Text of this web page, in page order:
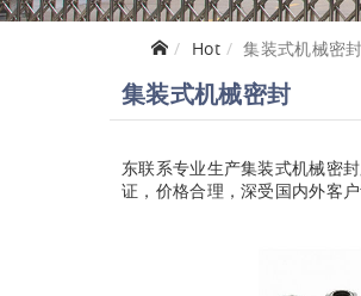
Hot 集装式机械密封
集装式机械密封
东联系专业生产集装式机械密
证，价格合理，深受国内外客